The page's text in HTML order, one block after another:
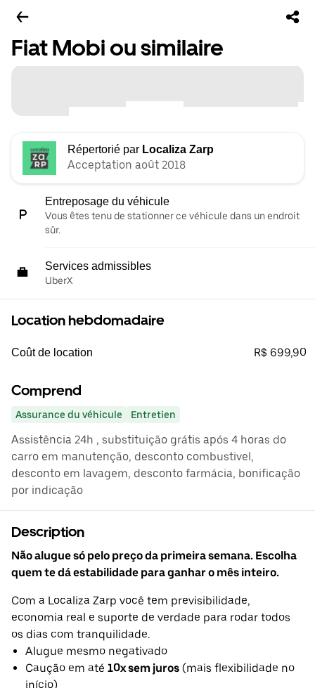
Fiat Mobi ou similaire
Répertorié par Localiza Zarp
Acceptation août 2018
Entreposage du véhicule
Vous êtes tenu de stationner ce véhicule dans un endroit
sûr.
Services admissibles
UberX
Location hebdomadaire
Coût de location R$ 699,90
Comprend
Assurance du véhicule Entretien
Assistência 24h , substituição grátis após 4 horas do
carro em manutenção, desconto combustivel,
desconto em lavagem, desconto farmácia, bonificação
por indicação
Description
Não alugue só pelo preço da primeira semana. Escolha
quem te dá estabilidade para ganhar o mês inteiro.
Com a Localiza Zarp você tem previsibilidade,
economia real e suporte de verdade para rodar todos
os dias com tranquilidade.
Alugue mesmo negativado
Caução em até 10x sem juros (mais flexibilidade no
início)